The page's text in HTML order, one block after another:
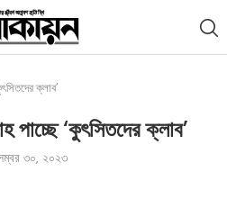
ক্লাব’
পাচ্ছে ‘কুৎসিতদের ক্লাব’
৩০, ২০২৩